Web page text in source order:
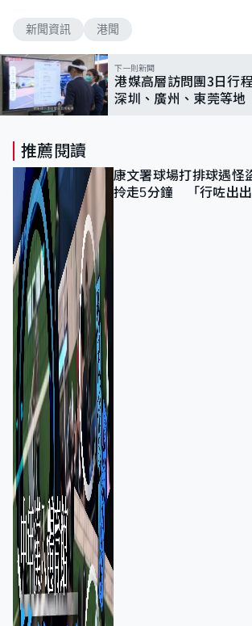
新聞資訊 港聞
下一則新聞
港媒高層訪問團3日行
深圳、廣州、東莞等地
推薦閱讀
康文署球場打排球遇
拎走5分鐘 「行咗出出